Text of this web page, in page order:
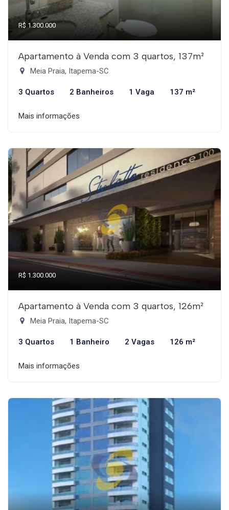
R$ 1.300.000
Apartamento à Venda com 3 quartos, 137m²
Meia Praia, Itapema-SC
3 Quartos 2 Banheiros 1 Vaga 137 m²
Mais informações
R$ 1.300.000
Apartamento à Venda com 3 quartos, 126m²
Meia Praia, Itapema-SC
3 Quartos 1 Banheiro 2 Vagas 126 m²
Mais informações